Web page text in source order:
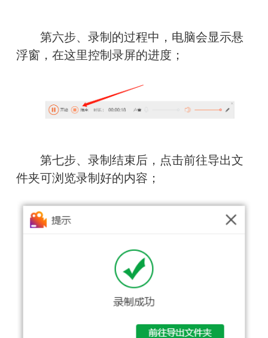
第六步、录制的过程中，电脑会显示悬
浮窗，在这里控制录屏的进度；
第七步、录制结束后，点击前往导出文
件夹可浏览录制好的内容；